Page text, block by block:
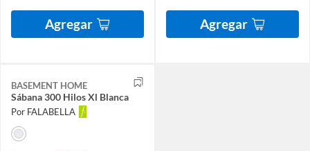
Agregar Agregar
BASEMENT HOME
Sábana 300 Hilos Xl Blanca
Por FALABELLA